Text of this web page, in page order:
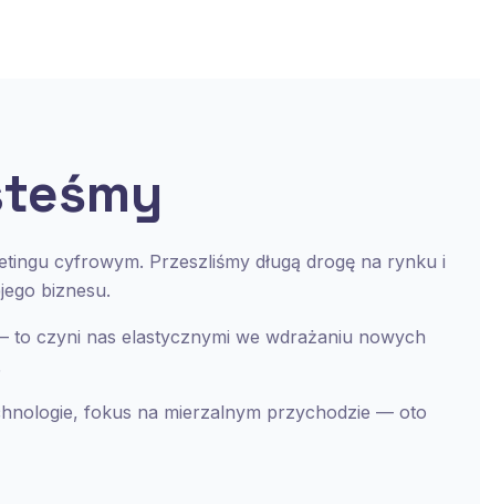
cyfrowym. Przeszliśmy długą drogę na rynku i
biznesu.
to czyni nas elastycznymi we wdrażaniu nowych
fokus na mierzalnym przychodzie — oto